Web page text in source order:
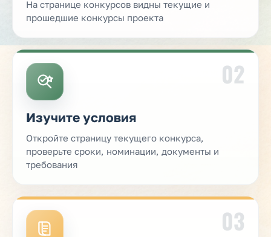
На странице конкурсов видны текущие и
прошедшие конкурсы проекта
02
Изучите условия
Откройте страницу текущего конкурса,
проверьте сроки, номинации, документы и
требования
03